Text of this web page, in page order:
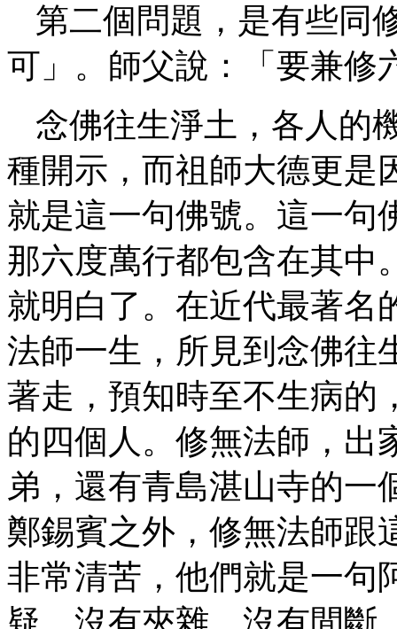
第二個問題，是有些同
可」。師父說：「要兼修
念佛往生淨土，各人的
種開示，而祖師大德更是
就是這一句佛號。這一句
那六度萬行都包含在其中
就明白了。在近代最著名
法師一生，所見到念佛往
著走，預知時至不生病的
的四個人。修無法師，出
弟，還有青島湛山寺的一
鄭錫賓之外，修無法師跟
非常清苦，他們就是一句